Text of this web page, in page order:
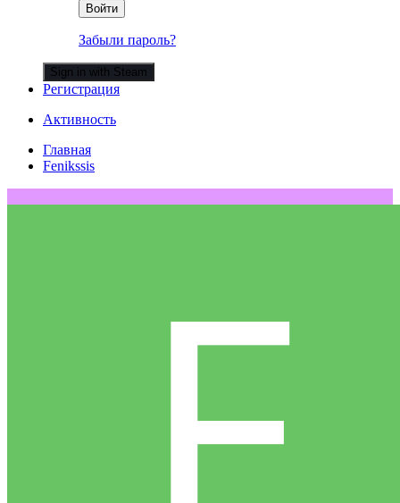
Войти
Забыли пароль?
Sign in with Steam
Регистрация
Активность
Главная
Fenikssis